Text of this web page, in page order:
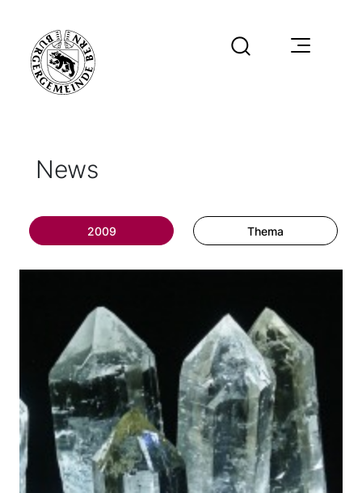
News
2009 Thema